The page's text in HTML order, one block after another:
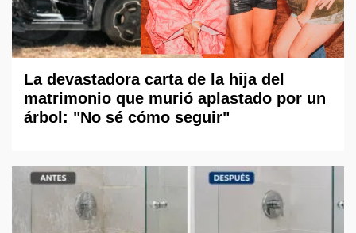
La devastadora carta de la hija del
matrimonio que murió aplastado por un
árbol: "No sé cómo seguir"